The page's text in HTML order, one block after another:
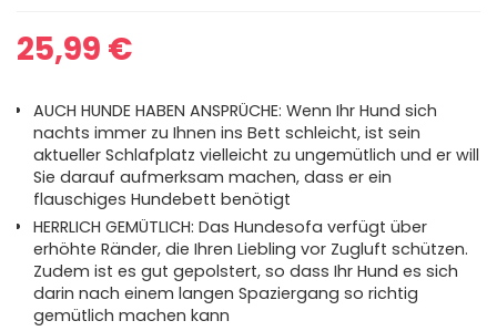
25,99 €
AUCH HUNDE HABEN ANSPRÜCHE: Wenn Ihr Hund sich
nachts immer zu Ihnen ins Bett schleicht, ist sein
aktueller Schlafplatz vielleicht zu ungemütlich und er will
Sie darauf aufmerksam machen, dass er ein
flauschiges Hundebett benötigt
HERRLICH GEMÜTLICH: Das Hundesofa verfügt über
erhöhte Ränder, die Ihren Liebling vor Zugluft schützen.
Zudem ist es gut gepolstert, so dass Ihr Hund es sich
darin nach einem langen Spaziergang so richtig
gemütlich machen kann